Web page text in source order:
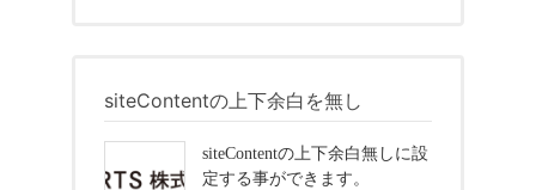
siteContentの上下余白を無し
siteContentの上下余白無しに設
定する事ができます。